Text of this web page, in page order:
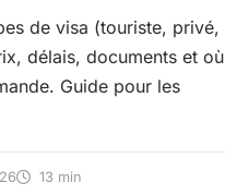
de visa (touriste, privé,
délais, documents et où
Guide pour les
13 min